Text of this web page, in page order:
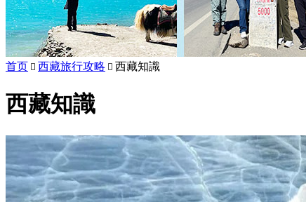
首页  西藏旅行攻略  西藏知識
西藏知識